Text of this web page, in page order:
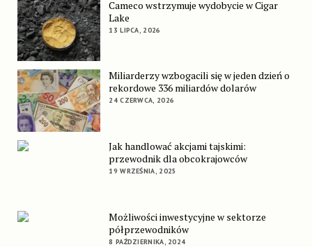
Cameco wstrzymuje wydobycie w Cigar
Lake
13 LIPCA, 2026
Miliarderzy wzbogacili się w jeden dzień o
rekordowe 336 miliardów dolarów
24 CZERWCA, 2026
Jak handlować akcjami tajskimi:
przewodnik dla obcokrajowców
19 WRZEŚNIA, 2025
Możliwości inwestycyjne w sektorze
półprzewodników
8 PAŹDZIERNIKA, 2024